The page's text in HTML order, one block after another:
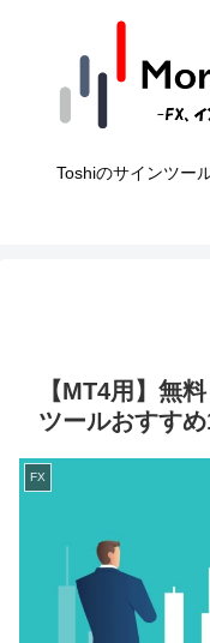
Toshiのサインツー
【MT4用】無
ツールおすす
FX